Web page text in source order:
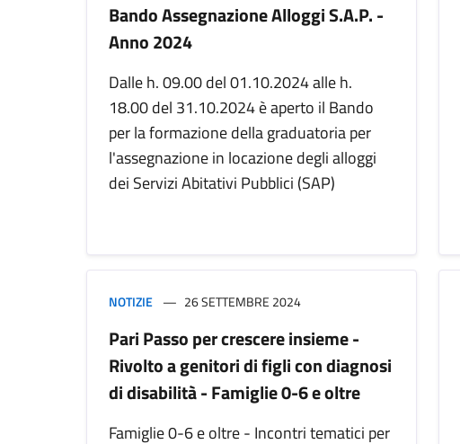
Bando Assegnazione Alloggi S.A.P. -
Anno 2024
Dalle h. 09.00 del 01.10.2024 alle h.
18.00 del 31.10.2024 è aperto il Bando
per la formazione della graduatoria per
l'assegnazione in locazione degli alloggi
dei Servizi Abitativi Pubblici (SAP)
NOTIZIE 26 SETTEMBRE 2024
Pari Passo per crescere insieme -
Rivolto a genitori di figli con diagnosi
di disabilità - Famiglie 0-6 e oltre
Famiglie 0-6 e oltre - Incontri tematici per